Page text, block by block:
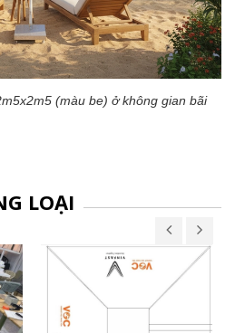
(màu be) ở không gian bãi
LOẠI